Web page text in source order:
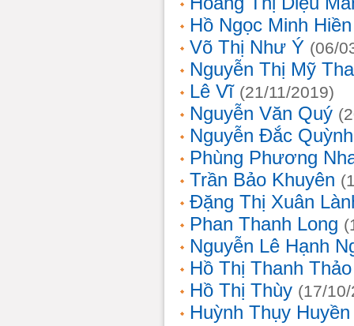
Hồ Ngọc Minh Hiền
Võ Thị Như Ý (06/
Nguyễn Thị Mỹ
Lê Vĩ (21/11/2019)
Nguyễn Văn Quý
Nguyễn Đắc
Phùng Phương
Trần Bảo Khuyên
Đặng Thị Xuân
Phan Thanh Long
Nguyễn Lê Hạnh
Hồ Thị Thanh Thảo
Hồ Thị Thùy (17/
Huỳnh Thụy